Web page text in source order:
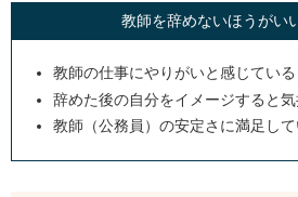
教師を辞めないほうがい
教師の仕事にやりがいと感じている
辞めた後の自分をイメージすると
教師（公務員）の安定さに満足して